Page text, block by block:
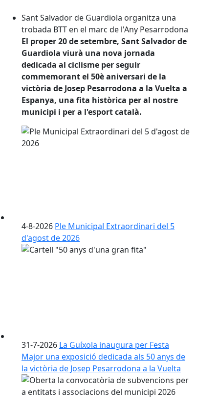
Sant Salvador de Guardiola organitza una
trobada BTT en el marc de l'Any Pesarrodona
El proper 20 de setembre, Sant Salvador de
Guardiola viurà una nova jornada
dedicada al ciclisme per seguir
commemorant el 50è aniversari de la
victòria de Josep Pesarrodona a la Vuelta a
Espanya, una fita històrica per al nostre
municipi i per a l'esport català.
4-8-2026 Ple Municipal Extraordinari del 5
d'agost de 2026
31-7-2026 La Guíxola inaugura per Festa
Major una exposició dedicada als 50 anys de
la victòria de Josep Pesarrodona a la Vuelta